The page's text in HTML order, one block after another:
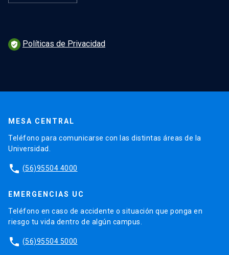
verified_user Políticas de Privacidad
MESA CENTRAL
Teléfono para comunicarse con las distintas áreas de la
Universidad.
phone (56)95504 4000
EMERGENCIAS UC
Teléfono en caso de accidente o situación que ponga en
riesgo tu vida dentro de algún campus.
phone (56)95504 5000